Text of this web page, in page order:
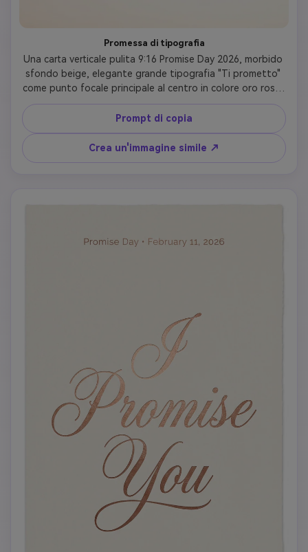
Promessa di tipografia
Una carta verticale pulita 9:16 Promise Day 2026, morbido
sfondo beige, elegante grande tipografia "Ti prometto"
come punto focale principale al centro in colore oro rosa,
due contorni di mano minimali in basso, "Promise Day • 11
febbraio 2026" in piccolo carattere raffinato in alto,
design focalizzato sulla tipografia, moderno e sentito,
formato verticale
Prompt di copia
Crea un'immagine simile ↗